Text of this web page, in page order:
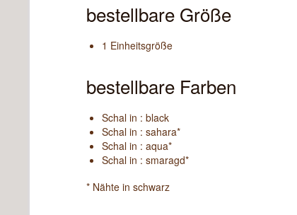
bestellbare Größe
1 Einheitsgröße
bestellbare Farben
Schal in : black
Schal in : sahara*
Schal in : aqua*
Schal in : smaragd*
* Nähte in schwarz